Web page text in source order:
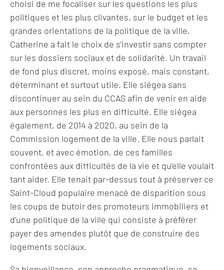
choisi de me focaliser sur les questions les plus
politiques et les plus clivantes, sur le budget et les
grandes orientations de la politique de la ville,
Catherine a fait le choix de s’investir sans compter
sur les dossiers sociaux et de solidarité. Un travail
de fond plus discret, moins exposé, mais constant,
déterminant et surtout utile. Elle siégea sans
discontinuer au sein du CCAS afin de venir en aide
aux personnes les plus en difficulté. Elle siégea
également, de 2014 à 2020, au sein de la
Commission logement de la ville. Elle nous parlait
souvent, et avec émotion, de ces familles
confrontées aux difficultés de la vie et qu’elle voulait
tant aider. Elle tenait par-dessus tout à préserver ce
Saint-Cloud populaire menacé de disparition sous
les coups de butoir des promoteurs immobiliers et
d’une politique de la ville qui consiste à préférer
payer des amendes plutôt que de construire des
logements sociaux.